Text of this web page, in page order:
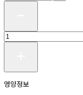
영양정보